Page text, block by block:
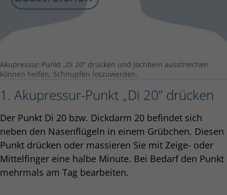
Akupressur-Punkt „Di 20“ drücken und Jochbein ausstreichen
können helfen, Schnupfen loszuwerden.
1. Akupressur-Punkt „Di 20“ drücken
Der Punkt Di 20 bzw. Dickdarm 20 befindet sich
neben den Nasenflügeln in einem Grübchen. Diesen
Punkt drücken oder massieren Sie mit Zeige- oder
Mittelfinger eine halbe Minute. Bei Bedarf den Punkt
mehrmals am Tag bearbeiten.